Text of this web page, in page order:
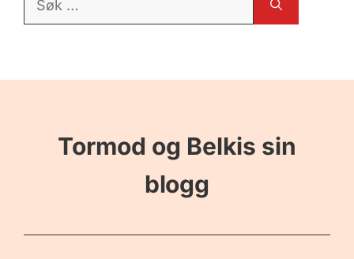
Tormod og Belkis sin
blogg